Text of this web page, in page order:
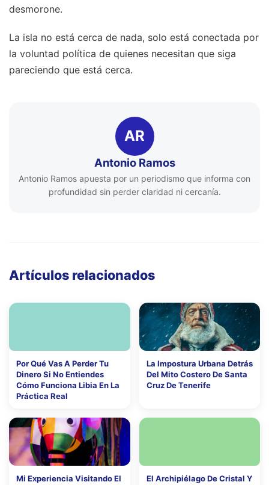
desmorone.
La isla no está cerca de nada, solo está conectada por
la voluntad política de quienes necesitan que siga
pareciendo que está cerca.
AR
Antonio Ramos
Antonio Ramos apuesta por un periodismo que informa con
profundidad sin perder claridad ni cercanía.
Artículos relacionados
Por Qué Vas A Perder Tu
Dinero Si No Entiendes
Cómo Funciona Libia En La
Práctica Real
La Impostura Urbana Detrás
Del Mito Costero De Santa
Cruz De Tenerife
Mi Experiencia Visitando El
El Archipiélago De Cristal Y